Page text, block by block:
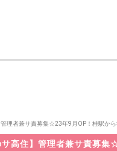
管理者兼サ責募集☆23年9月OP！桂駅
サ高住】管理者兼サ責募